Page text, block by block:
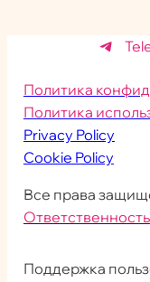
Политика
Политика
Privacy Policy
Cookie Policy
Все права
Ответственность
Поддержка